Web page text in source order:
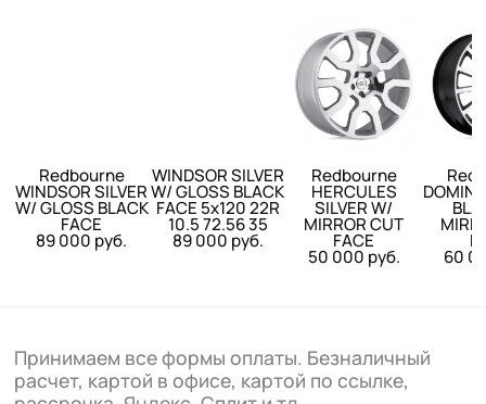
Redbourne
WINDSOR SILVER
W/ GLOSS BLACK
FACE
89 000 руб.
WINDSOR SILVER
W/ GLOSS BLACK
FACE 5x120 22R
10.5 72.56 35
89 000 руб.
Redbourne
HERCULES
SILVER W/
MIRROR CUT
FACE
50 000 руб. 60
Принимаем все формы оплаты. Безналичный
расчет, картой в офисе, картой по ссылке,